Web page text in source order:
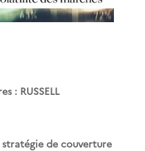
: RUSSELL
de couverture